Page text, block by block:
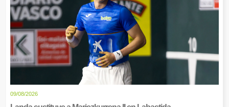
09/08/2026